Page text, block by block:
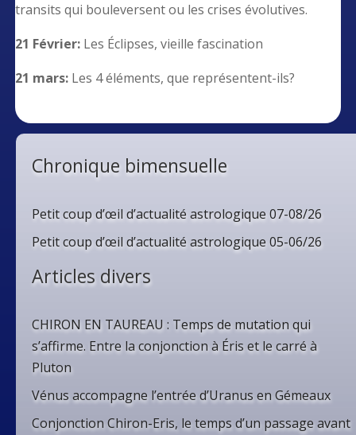
transits qui bouleversent ou les crises évolutives.
21 Février: Les Éclipses, vieille fascination
21 mars: Les 4 éléments, que représentent-ils?
Chronique bimensuelle
Petit coup d’œil d’actualité astrologique 07-08/26
Petit coup d’œil d’actualité astrologique 05-06/26
Articles divers
CHIRON EN TAUREAU : Temps de mutation qui
s’affirme. Entre la conjonction à Éris et le carré à
Pluton
Vénus accompagne l’entrée d’Uranus en Gémeaux
Conjonction Chiron-Eris, le temps d’un passage avant